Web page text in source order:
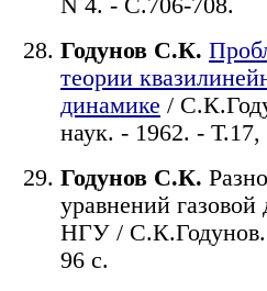
N 4. - С.706-708.
Годунов С.К.
теории
динамике /
наук. - 1962. -
Годунов С.К.
уравнений
НГУ / С.К.Годунов.
96 с.